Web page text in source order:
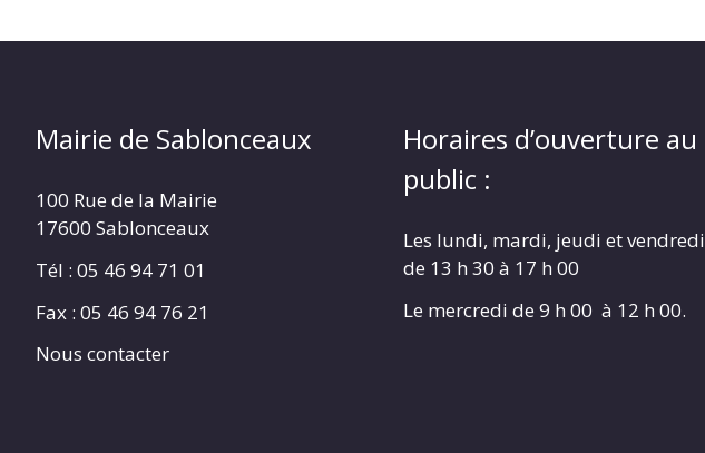
Mairie de Sablonceaux
100 Rue de la Mairie
17600 Sablonceaux
Tél : 05 46 94 71 01
Fax : 05 46 94 76 21
Nous contacter
Horaires d’ouverture au
public :
Les lundi, mardi, jeudi et vendredi
de 13 h 30 à 17 h 00
Le mercredi de 9 h 00 à 12 h 00.